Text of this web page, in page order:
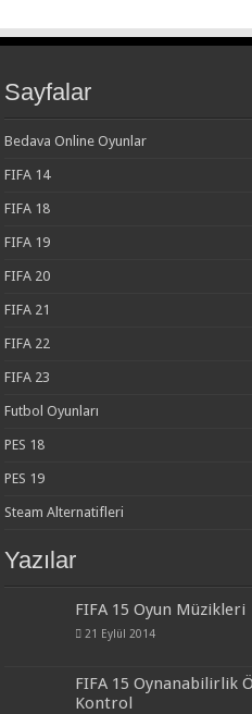
Sayfalar
Bedava Online Oyunlar
FIFA 14
FIFA 18
FIFA 19
FIFA 20
FIFA 21
FIFA 22
FIFA 23
Futbol Oyunları
PES 18
PES 19
Steam Alternatifleri
Yazılar
FIFA 15 Oyun Müzikleri
21 Eylül 2014
FIFA 15 Oynanabilirlik
Kontrol